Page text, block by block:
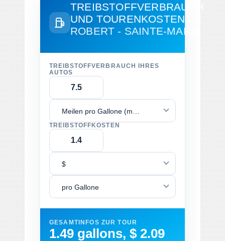
TREIBSTOFFVERBRAUCH
UND TOURENKOSTEN
ROBERT - SAINTE-MARIE
TREIBSTOFFVERBRAUCH IHRES
AUTOS
TREIBSTOFFKOSTEN
$
pro Gallone
GESAMTINFOS ZUR TOUR
1.49 gallons, $ 2.09